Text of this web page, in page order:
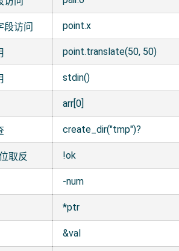
段访问 point.x
point.translate(50, 50)
stdin()
arr[0]
create_dir("tmp")?
取反 !ok
-num
*ptr
&val